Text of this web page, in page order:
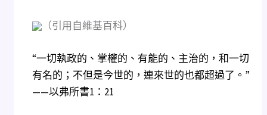
（引用自維基百科）
“一切執政的、掌權的、有能的、主治的，和一切
有名的；不但是今世的，連來世的也都超過了。”
——以弗所書1：21